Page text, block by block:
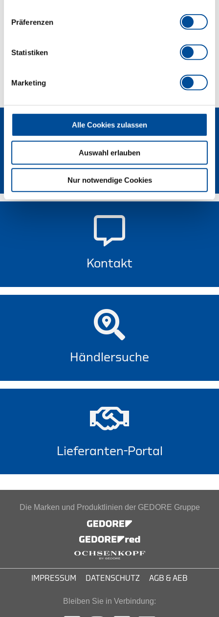
Präferenzen
Statistiken
Marketing
Alle Cookies zulassen
Auswahl erlauben
Nur notwendige Cookies
Newsletter
Kontakt
Händlersuche
Lieferanten-Portal
Die Marken und Produktlinien der GEDORE Gruppe
IMPRESSUM DATENSCHUTZ AGB & AEB
Bleiben Sie in Verbindung: